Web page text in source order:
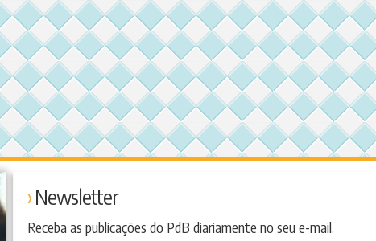
Newsletter
Receba as publicações do PdB diariamente no seu e-mail.